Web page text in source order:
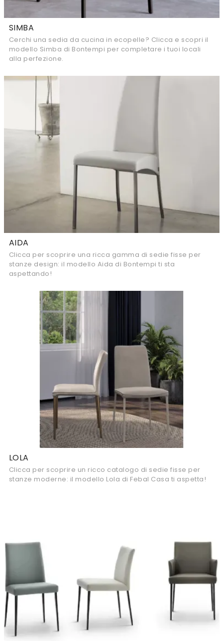
SIMBA
Cerchi una sedia da cucina in ecopelle? Clicca e scopri il
modello Simba di Bontempi per completare i tuoi locali
alla perfezione.
AIDA
Clicca per scoprire una ricca gamma di sedie fisse per
stanze design: il modello Aida di Bontempi ti sta
aspettando!
LOLA
Clicca per scoprire un ricco catalogo di sedie fisse per
stanze moderne: il modello Lola di Febal Casa ti aspetta!